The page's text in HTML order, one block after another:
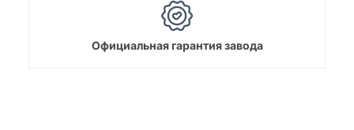
Официальная гарантия завода